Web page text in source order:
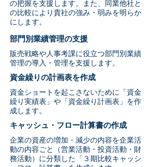
の把握を支援します。また、同業他社と
の比較により貴社の強み・弱みを明らか
にします。
部門別業績管理の支援
販売戦略や人事考課に役立つ部門別業績
管理の導入・管理を支援します。
資金繰りの計画表を作成
資金ショートを起こさないために「資金
繰り実績表」や「資金繰り計画表」を作
成します。
キャッシュ・フロー計算書の作成
企業の資産の増加・減少の内容を企業活
動の内容ごと（営業活動・投資活動・財
務活動）に分類した「３期比較キャッシ